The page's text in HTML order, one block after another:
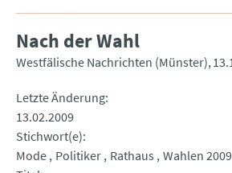
Nach der Wahl
Westfälische Nachrichten (Münster)
Letzte Änderung
13.02.2009
Stichwort(e)
Mode Politiker Rathaus Wahlen 2009